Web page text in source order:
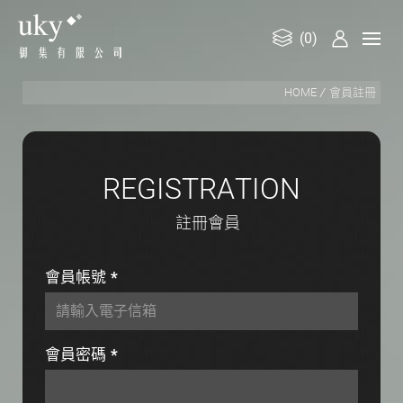
限
(0)
HOME 會員註冊
REGISTRATION
註冊會員
會員帳號 *
會員密碼 *